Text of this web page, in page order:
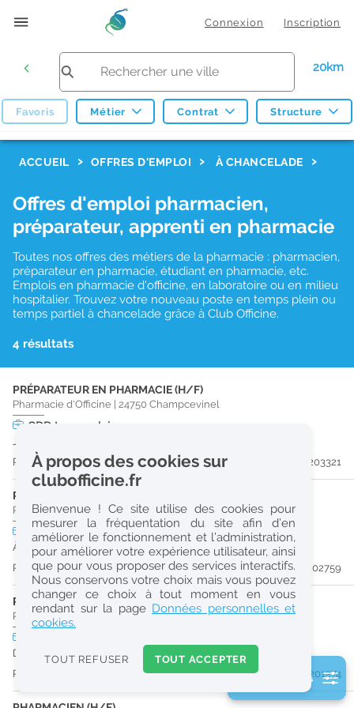
Connexion Inscription
20km
Favoris Métier Contrat Structure
Réinitialiser
2
0
k
Consulter les offres de la France d'outre-mer
ACCUEIL OFFRES D'EMPLOI À CHANCELADE
Offres d'emploi pharmacien,
préparateur, apprenti en pharmacie
Toutes nos offres des métiers de la pharmacie : pharmacien,
préparateur en pharmacie, étudiant en pharmacie, etc.
Emplois en pharmacie d'officine, en laboratoire ou en milieu
hospitalier. Trouvez votre nouveau poste en temps plein ou
temps partiel à chancelade grâce à Club Officine.
4 résultats
PRÉPARATEUR EN PHARMACIE (H/F)
Pharmacie d'Officine 24750 Champcevinel
CDD temps plein
Jusqu'au 30/01/27
Publiée il y a 15 jour(s)
#203321
PRÉPARATEUR EN PHARMACIE (H/F)
Pharmacie d'Officine|24430 Razac-Sur-L'Isle
temps plein
À partir du 31/08/26
Publiée il y a 23 jour(s)
#202759
PHARMACIEN (H/F)
Pharmacie d'Officine 24000 Périgueux
Du 31/10/26 au 26/02/27
Publiée il y a 43 jour(s)
#201274
2 filtre(s) actifs
À propos des cookies sur
clubofficine.fr
Bienvenue ! Ce site utilise des cookies pour
mesurer la fréquentation du site afin d’en
améliorer le fonctionnement et l’administration,
pour améliorer votre expérience utilisateur, ainsi
que pour vous proposer des services interactifs.
Nous conservons votre choix mais vous pouvez
changer ce choix à tout moment en vous
rendant sur la page Données personnelles et
cookies.
TOUT REFUSER TOUT ACCEPTER